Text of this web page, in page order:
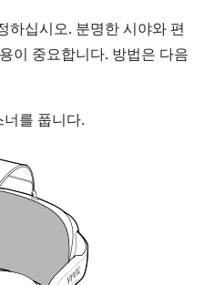
하십시오. 분명한 시야와 편
이 중요합니다. 방법은 다음
를 풉니다.